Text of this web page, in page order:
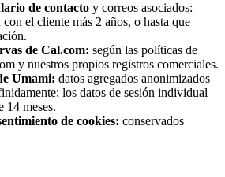
de contacto y correos asociados:
el cliente más 2 años, o hasta que
de Cal.com: según las políticas de
y nuestros propios registros comerciales.
Umami: datos agregados anonimizados
los datos de sesión individual
14 meses.
de cookies: conservados